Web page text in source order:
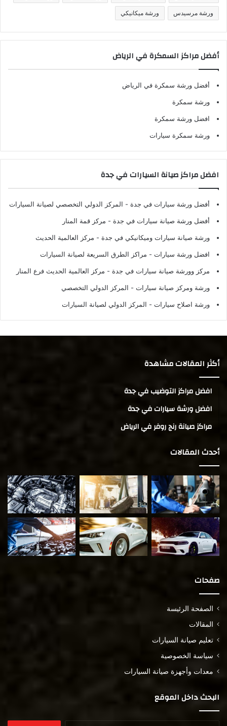
ورشة مرسيدس ورشة ميكانيكي
أفضل مراكز السمكرة في الرياض
أفضل ورشة سمكرة في الرياض
ورشة سمكرة
افضل ورشة سمكرة
ورشة سمكرة سيارات
افضل مراكز صيانة السيارات في جدة
أفضل ورشة سيارات في جدة - المركز الدولي التخصصي لصيانة السيارات
أفضل ورشة صيانة سيارات في جدة - مركز قمة المنار
ورشة صيانة سيارات وميكانيكي في جدة - مركز العالمية الحديث
افضل ورشة سيارات - مراكز الطرق السريعة لصيانة السيارات
مركز وورشة صيانة سيارات في جدة - مركز العالمية الحديث فرع المنار
ورشة ومركز صيانة سيارات - المركز الدولي التخصصي
ورشة اصلاح سيارات - المركز الدولي لصيانة السيارات
أكثر المقالات مشاهدة
افضل مراكز التوضيب في جدة
افضل ورشة سيارات في جدة
مراكز صيانة رنج روفر في الرياض
أحدث المقالات
صفحات
الصفحة الرئيسة
المقالات
تعليم صيانة السيارات
سياسة الخصوصية
معدات وأجهزة صيانة السيارات
البحث داخل الموقع